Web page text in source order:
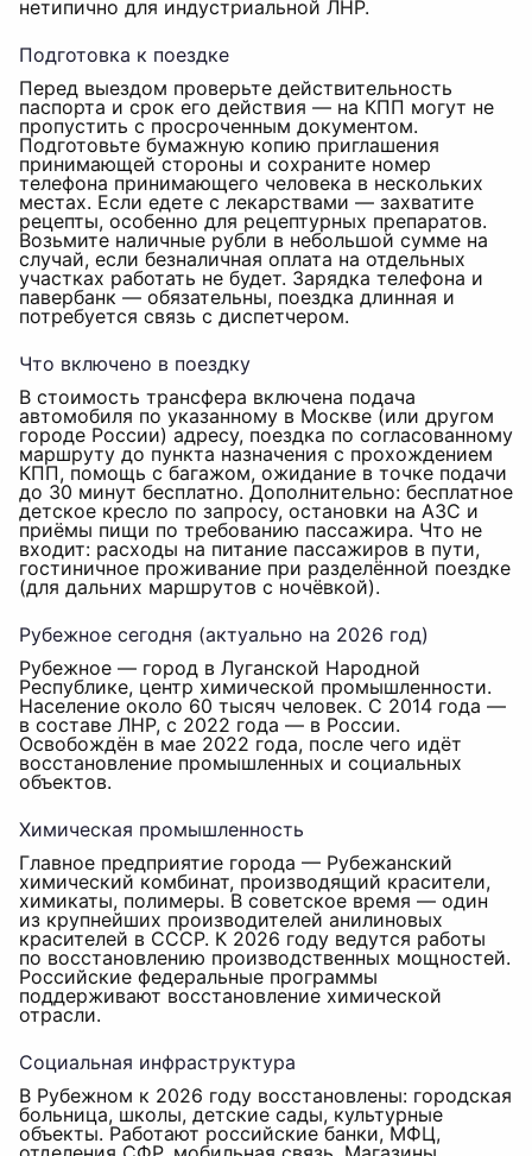
нетипично для индустриальной ЛНР.
Подготовка к поездке
Перед выездом проверьте действительность
паспорта и срок его действия — на КПП могут не
пропустить с просроченным документом.
Подготовьте бумажную копию приглашения
принимающей стороны и сохраните номер
телефона принимающего человека в нескольких
местах. Если едете с лекарствами — захватите
рецепты, особенно для рецептурных препаратов.
Возьмите наличные рубли в небольшой сумме на
случай, если безналичная оплата на отдельных
участках работать не будет. Зарядка телефона и
павербанк — обязательны, поездка длинная и
потребуется связь с диспетчером.
Что включено в поездку
В стоимость трансфера включена подача
автомобиля по указанному в Москве (или другом
городе России) адресу, поездка по согласованному
маршруту до пункта назначения с прохождением
КПП, помощь с багажом, ожидание в точке подачи
до 30 минут бесплатно. Дополнительно: бесплатное
детское кресло по запросу, остановки на АЗС и
приёмы пищи по требованию пассажира. Что не
входит: расходы на питание пассажиров в пути,
гостиничное проживание при разделённой поездке
(для дальних маршрутов с ночёвкой).
Рубежное сегодня (актуально на 2026 год)
Рубежное — город в Луганской Народной
Республике, центр химической промышленности.
Население около 60 тысяч человек. С 2014 года —
в составе ЛНР, с 2022 года — в России.
Освобождён в мае 2022 года, после чего идёт
восстановление промышленных и социальных
объектов.
Химическая промышленность
Главное предприятие города — Рубежанский
химический комбинат, производящий красители,
химикаты, полимеры. В советское время — один
из крупнейших производителей анилиновых
красителей в СССР. К 2026 году ведутся работы
по восстановлению производственных мощностей.
Российские федеральные программы
поддерживают восстановление химической
отрасли.
Социальная инфраструктура
В Рубежном к 2026 году восстановлены: городская
больница, школы, детские сады, культурные
объекты. Работают российские банки, МФЦ,